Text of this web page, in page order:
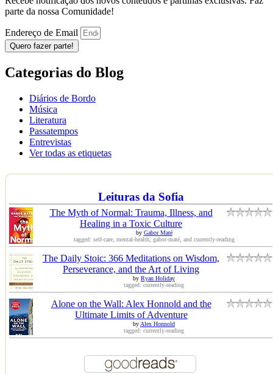
parte da nossa Comunidade!
Endereço de Email
Quero fazer parte!
Categorias do Blog
Diários de Bordo
Música
Literatura
Passatempos
Entrevistas
Ver todas as etiquetas
Leituras da Sofia
The Myth of Normal: Trauma, Illness, and
Healing in a Toxic Culture
by Gabor Maté
tagged: self-care, mental-health, gabor-maté, and currently-reading
The Daily Stoic: 366 Meditations on Wisdom,
Perseverance, and the Art of Living
by Ryan Holiday
tagged: currently-reading
Alone on the Wall: Alex Honnold and the
Ultimate Limits of Adventure
by Alex Honnold
tagged: currently-reading